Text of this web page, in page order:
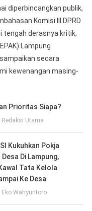
diperbincangkan publik,
Komisi III DPRD
tengah derasnya kritik,
Lampung
secara
kewenangan masing-
Prioritas Siapa?
Redaksi Utama
Kukuhkan Pokja
Di Lampung,
Tata Kelola
Ke Desa
Eko Wahyuntoro